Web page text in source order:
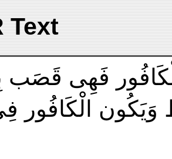
Text
فَهِى قَصَب
وَيَكُون الْكَافُور